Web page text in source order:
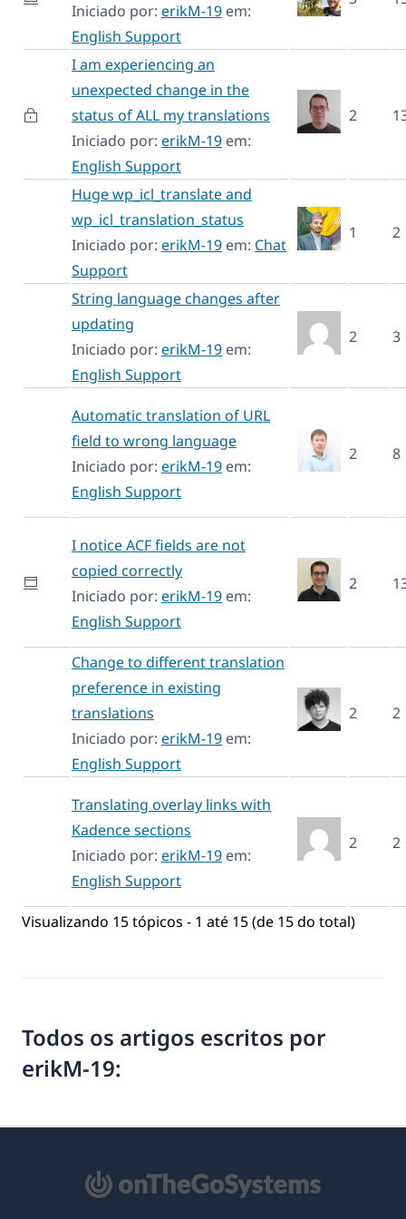
Iniciado por: erikM-19 em:
English Support
I am experiencing an
unexpected change in the
status of ALL my translations
Iniciado por: erikM-19 em:
English Support
2
Huge wp_icl_translate and
wp_icl_translation_status
Iniciado por: erikM-19 em: Chat
Support
1 2
String language changes after
updating
Iniciado por: erikM-19 em:
English Support
2 3
Automatic translation of URL
field to wrong language
Iniciado por: erikM-19 em:
English Support
2 8
I notice ACF fields are not
copied correctly
Iniciado por: erikM-19 em:
English Support
2
Change to different translation
preference in existing
translations
Iniciado por: erikM-19 em:
English Support
2 2
Translating overlay links with
Kadence sections
Iniciado por: erikM-19 em:
English Support
2 2
Visualizando 15 tópicos - 1 até 15 (de 15 do total)
Todos os artigos escritos por
erikM-19: